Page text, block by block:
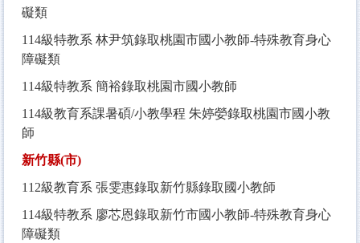
礙類
114級特教系 林尹筑錄取桃園市國小教師-特殊教育身心
障礙類
114級特教系 簡裕錄取桃園市國小教師
114級教育系課暑碩/小教學程 朱婷嫈錄取桃園市國小教
師
新竹縣(市)
112級教育系 張雯惠錄取新竹縣錄取國小教師
114級特教系 廖芯恩錄取新竹市國小教師-特殊教育身心
障礙類